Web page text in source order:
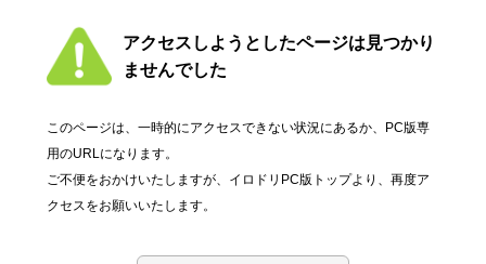
アクセスしようとしたページは見つかり
ませんでした
このページは、一時的にアクセスできない状況にあるか、PC版専
用のURLになります。
ご不便をおかけいたしますが、イロドリPC版トップより、再度ア
クセスをお願いいたします。